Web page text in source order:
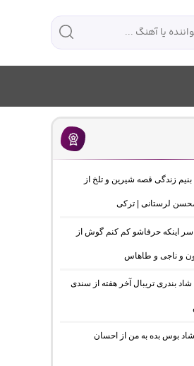
بنیم زندگی قصه شیرین و تلخ از
لرستانی | ترکی
سر اینکه حرفاشو کم کنم گوش از
و ناجی و طاهاس
بندری تریبال آخر هفته از سندی
شاد بوس بده به من از احسان